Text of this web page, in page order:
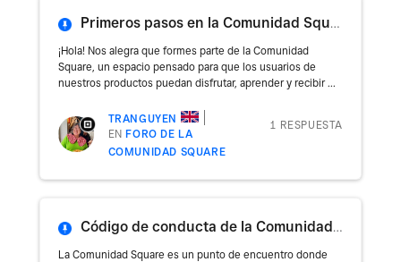
Primeros pasos en la Comunidad Square
¡Hola! Nos alegra que formes parte de la Comunidad
Square, un espacio pensado para que los usuarios de
nuestros productos puedan disfrutar, aprender y recibir ...
TRANGUYEN
ENFORO DE LA
COMUNIDAD SQUARE
1 RESPUESTA
Código de conducta de la Comunidad Square
La Comunidad Square es un punto de encuentro donde